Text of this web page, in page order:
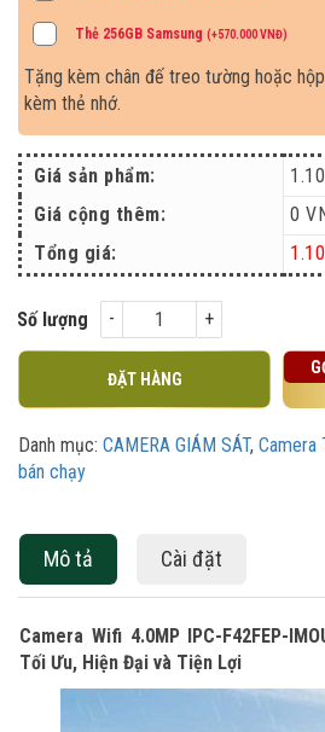
Thẻ 256GB Samsung(+570.000VNĐ)
Tặng kèm chân đế treo tường hoặc
kèm thẻ nhớ.
Giá sản phẩm:
Giá cộng thêm:
0
Tổng giá:
Số lượng
ĐẶT HÀNG
Danh mục: CAMERA GIÁM SÁT, Camera
bán chạy
Mô tả Cài đặt
Camera Wifi 4.0MP IPC-F42FEP-
Tối Ưu, Hiện Đại và Tiện Lợi